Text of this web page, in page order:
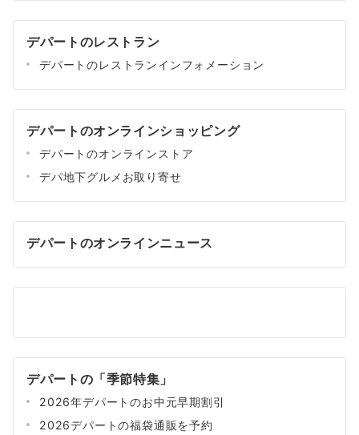
デパートのレストラン
デパートのレストランインフォメーション
デパートのオンラインショッピング
デパートのオンラインストア
デパ地下グルメお取り寄せ
デパートのオンラインニュース
デパートの「季節特集」
2026年デパートのお中元早期割引
2026デパートの福袋通販を予約